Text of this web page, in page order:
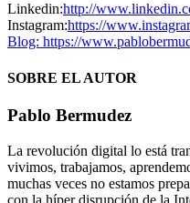
Linkedin:http://
Instagram:https://
Blog: https://
SOBRE EL AUTOR
Pablo Bermudez
La revolución digital lo está
vivimos, trabajamos,
muchas veces no estamos
con la híper disrupción de la